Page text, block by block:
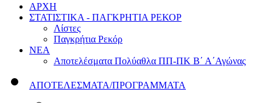
ΑΡΧΗ
ΣΤΑΤΙΣΤΙΚΑ - ΠΑΓΚΡΗΤΙΑ ΡΕΚΟΡ
Λίστες
Παγκρήτια Ρεκόρ
ΝΕΑ
Αποτελέσματα Πολύαθλα ΠΠ-ΠΚ Β΄ Α΄Αγώνας
ΑΠΟΤΕΛΕΣΜΑΤΑ/ΠΡΟΓΡΑΜΜΑΤΑ